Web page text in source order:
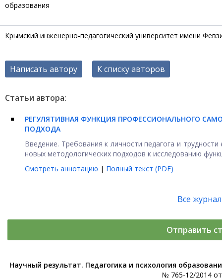
образования
Крымский инженерно-педагогический университет имени
Написать автору К списку авторов
Статьи автора:
РЕГУЛЯТИВНАЯ ФУНКЦИЯ ПРОФЕССИОНАЛЬНОГО
ПОДХОДА
Введение. Требования к личности педагога и
новых методологических подходов к исследованию
Смотреть аннотацию | Полный текст (PDF)
Все
Отправить
Научный результат. Педагогика и психология
№ 765-12/2014